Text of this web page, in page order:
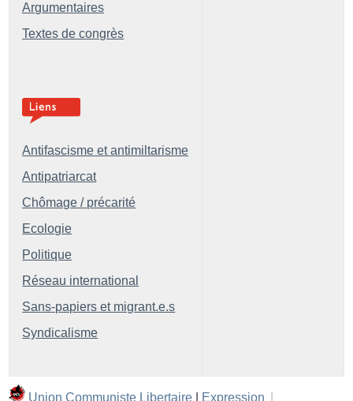
Argumentaires
Textes de congrès
Antifascisme et antimiltarisme
Antipatriarcat
Chômage / précarité
Ecologie
Politique
Réseau international
Sans-papiers et migrant.e.s
Syndicalisme
Union Communiste Libertaire Expression